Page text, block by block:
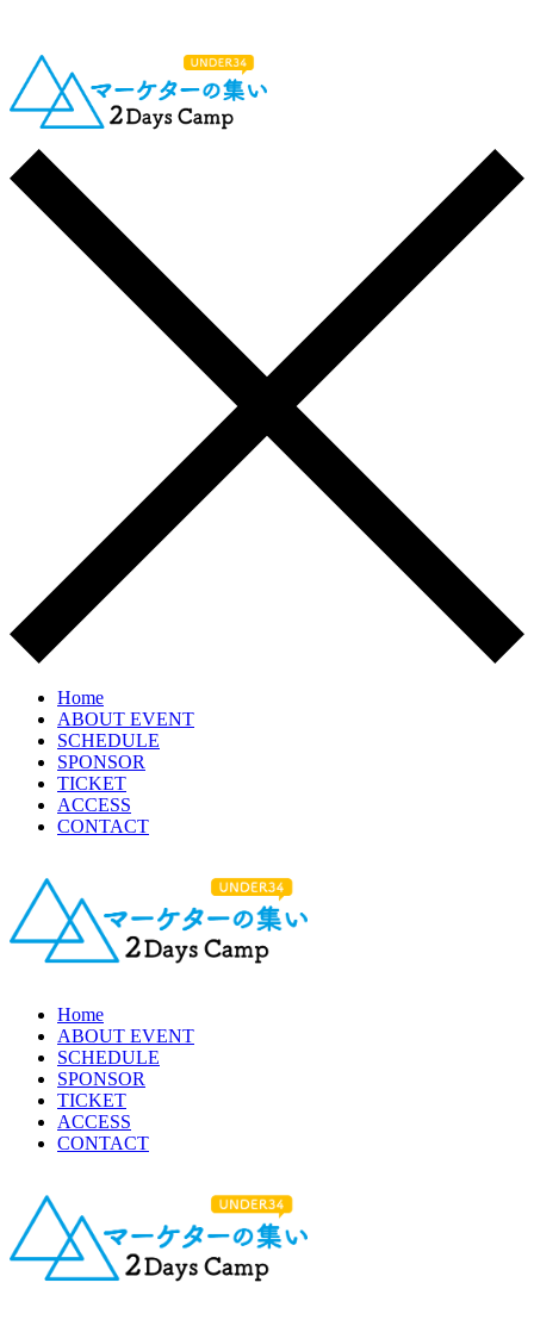
Home
ABOUT EVENT
SCHEDULE
SPONSOR
TICKET
ACCESS
CONTACT
Home
ABOUT EVENT
SCHEDULE
SPONSOR
TICKET
ACCESS
CONTACT